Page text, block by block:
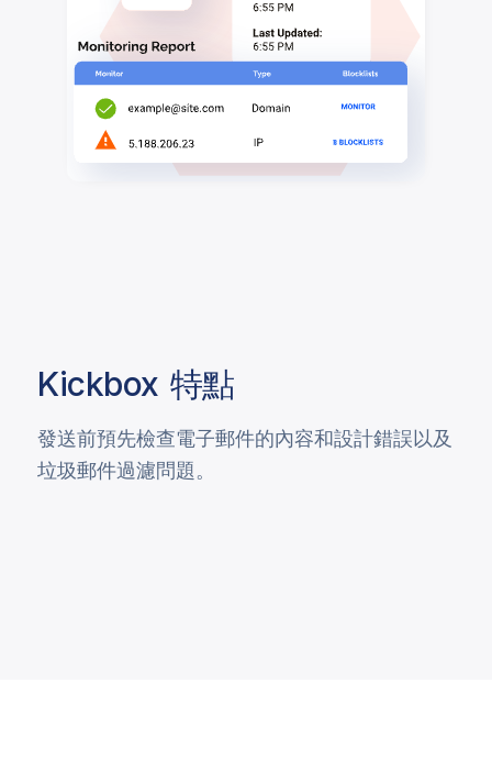
Kickbox 特點
發送前預先檢查電子郵件的內容和設計錯誤以及
垃圾郵件過濾問題。